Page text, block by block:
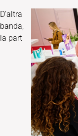
D'altra
banda,
la part